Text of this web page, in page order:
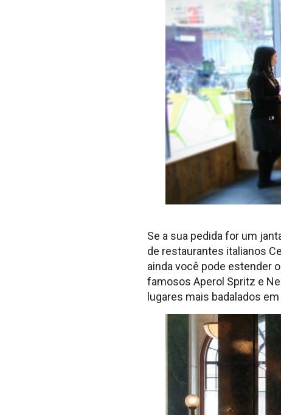
Se a sua pedida for um
de restaurantes italianos
ainda você pode estender
famosos Aperol Spritz e
lugares mais badalados